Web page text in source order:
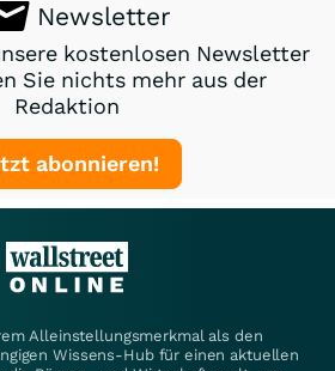
Newsletter
kostenlosen Newsletter
Sie nichts mehr aus der
Redaktion
abonnieren!
Alleinstellungsmerkmal als den
Wissens-Hub für einen aktuellen